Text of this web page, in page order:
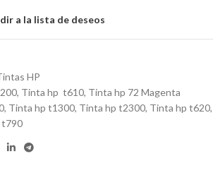
a la lista de deseos
HP
, Tinta hp t610, Tinta hp 72 Magenta
, Tinta hp t1300, Tinta hp t2300, Tinta hp t620,
t790